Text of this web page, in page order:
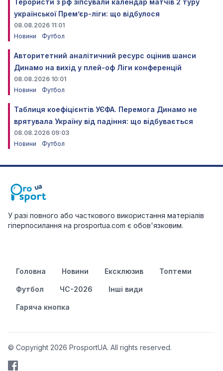
Терористи з рф зіпсували календар матчів 2 туру
української Прем’єр-ліги: що відбулося
08.08.2026 11:01
Новини
Футбол
Авторитетний аналітичний ресурс оцінив шанси
Динамо на вихід у плей-оф Ліги конференцій
08.08.2026 10:01
Новини
Футбол
Таблиця коефіцієнтів УЄФА. Перемога Динамо не
врятувала Україну від падіння: що відбувається
08.08.2026 09:03
Новини
Футбол
У разі повного або часткового використання матеріалів
гіперпосилання на prosportua.com є обов'язковим.
Головна Новини Ексклюзив Топтеми
Футбол ЧС-2026 Інші види
Гаряча кнопка
© Copyright 2026 ProsportUA. All rights reserved.